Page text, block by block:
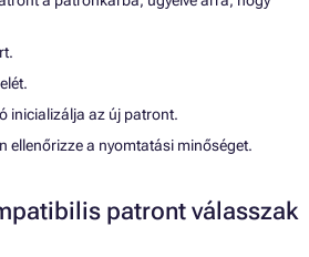
inicializálja az új patront.
ellenőrizze a nyomtatási minőséget.
patront válasszak